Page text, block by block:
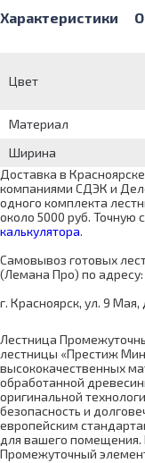
Характеристики
Цвет
Материал
Ширина
Доставка в
компаниями СДЭК и
одного комплекта
около 5000 руб. Точную
калькулятора.
Самовывоз готовых
(Лемана Про) по адресу:
г. Красноярск, ул. 9 Мая,
Лестница
лестницы «Престиж
высококачественных
обработанной
оригинальной
безопасность и
европейским
для вашего помещения.
Промежуточный